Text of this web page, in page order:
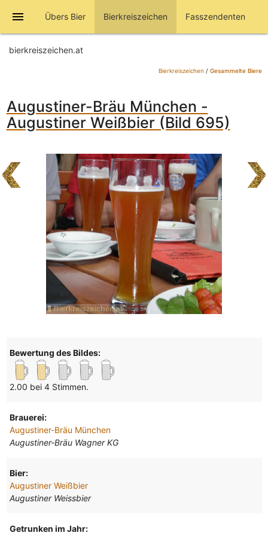
menu Übers Bier Bierkreiszeichen Fasszendenten
bierkreiszeichen.at
Bierkreiszeichen / Gesammelte Biere
Augustiner-Bräu München -
Augustiner Weißbier (Bild 695)
Bewertung des Bildes:
2.00 bei 4 Stimmen.
Brauerei:
Augustiner-Bräu München
Augustiner-Bräu Wagner KG
Bier:
Augustiner Weißbier
Augustiner Weissbier
Getrunken im Jahr: